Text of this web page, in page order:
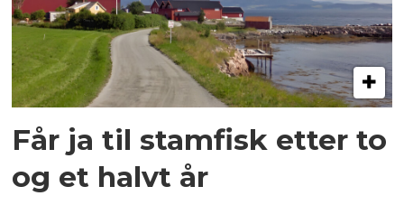
Får ja til stamfisk etter to
og et halvt år